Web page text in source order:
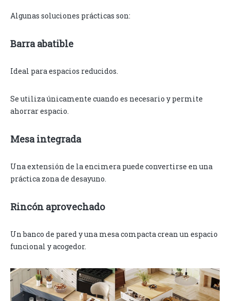
Algunas soluciones prácticas son:
Barra abatible
Ideal para espacios reducidos.
Se utiliza únicamente cuando es necesario y permite
ahorrar espacio.
Mesa integrada
Una extensión de la encimera puede convertirse en una
práctica zona de desayuno.
Rincón aprovechado
Un banco de pared y una mesa compacta crean un espacio
funcional y acogedor.